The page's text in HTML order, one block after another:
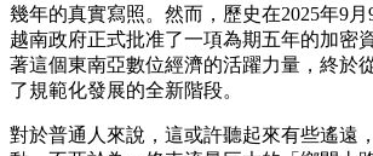
幾年的真實寫照。然而，歷史在2025年9月
越南政府正式批准了一項為期五年的加密
著這個東南亞數位經濟的活躍力量，終於
了規範化發展的全新階段。
對於普通人來說，這或許聽起來有些遙遠